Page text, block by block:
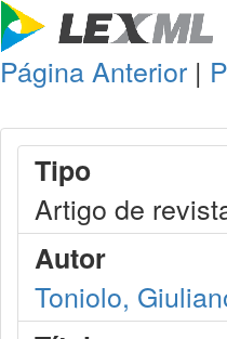
Página Anterior |
Tipo
Artigo de
Autor
Toniolo,